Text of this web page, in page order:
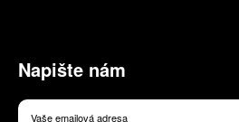
Napište nám